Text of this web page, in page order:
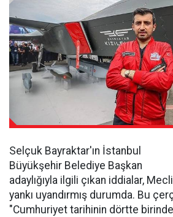
Selçuk Bayraktar'ın İstanbul
Büyükşehir Belediye Başkan
adaylığıyla ilgili çıkan iddialar,
yankı uyandırmış durumda. Bu
"Cumhuriyet tarihinin dörtte